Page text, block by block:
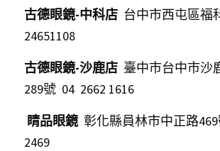
古德眼鏡-中科店
台中市西屯區福
24651108
古德眼鏡-沙鹿店
臺中市台中市沙
289號  04  2662 1616
睛品眼鏡
彰化縣員林市中正路469
2469